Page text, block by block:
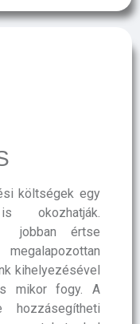
költségek egy
okozhatják.
jobban értse
kihelyezésével
mikor fogy. A
hozzásegítheti